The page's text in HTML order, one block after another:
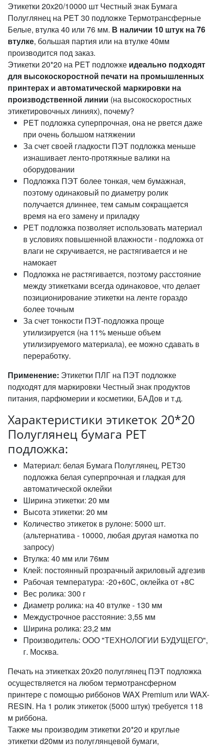
Этикетки 20х20/10000 шт Честный знак Бумага
Полуглянец на PET 30 подложке Термотрансферные
Белые, втулка 40 или 76 мм. В наличии 10 штук на 76
втулке, большая партия или на втулке 40мм
производится под заказ.
Этикетки 20*20 на PET подложке идеально подходят
для высокоскоростной печати на промышленных
принтерах и автоматической маркировки на
производственной линии (на высокоскоростных
этикетировочных линиях), почему?
PET подложка суперпрочная, она не рвется даже
при очень большом натяжении
За счет своей гладкости ПЭТ подложка меньше
изнашивает ленто-протяжные валики на
оборудовании
Подложка ПЭТ более тонкая, чем бумажная,
поэтому одинаковый по диаметру ролик
получается длиннее, тем самым сокращается
время на его замену и приладку
РЕТ подложка позволяет использовать материал
в условиях повышенной влажности - подложка от
влаги не скручивается, не растягивается и не
намокает
Подложка не растягивается, поэтому расстояние
между этикетками всегда одинаковое, что делает
позиционирование этикетки на ленте гораздо
более точным
За счет тонкости ПЭТ-подложка проще
утилизируется (на 11% меньше объем
утилизируемого материала), ее можно сдавать в
переработку.
Применение: Этикетки ПЛГ на ПЭТ подложке
подходят для маркировки Честный знак продуктов
питания, парфюмерии и косметики, БАДов и т.д.
Характеристики этикеток 20*20
Полуглянец бумага PET
подложка:
Материал: белая Бумага Полуглянец, PET30
подложка белая суперпрочная и гладкая для
автоматической оклейки
Ширина этикетки: 20 мм
Высота этикетки: 20 мм
Количество этикеток в рулоне: 5000 шт.
(альтернатива - 10000, любая другая намотка по
запросу)
Втулка: 40 мм или 76мм
Клей: постоянный прозрачный акриловый адгезив
Рабочая температура: -20+60С, оклейка от +8С
Вес ролика: 300 г
Диаметр ролика: на 40 втулке - 130 мм
Междустрочное расстояние: 3,55 мм
Ширина ролика: 23,2 мм
Производитель: ООО "ТЕХНОЛОГИИ БУДУЩЕГО",
г. Москва.
Печать на этикетках 20х20 полуглянец ПЭТ подложка
осуществляется на любом термотрансферном
принтере с помощью риббонов WAX Premium или WAX-
RESIN. На 1 ролик этикеток (5000 штук) требуется 118
м риббона.
Также мы производим этикетки 20*20 и круглые
этикетки d20мм из полуглянцевой бумаги,